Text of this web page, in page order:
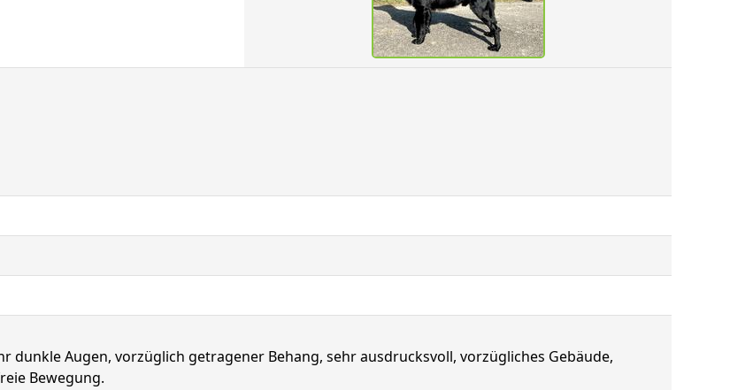
dunkle Augen, vorzüglich getragener Behang, sehr ausdrucksvoll, vorzügliches Gebäude,
Bewegung.